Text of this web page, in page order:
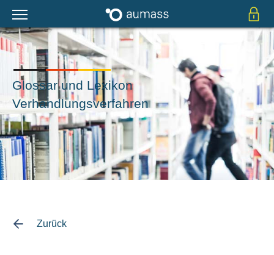
Glossar und Lexikon
Verhandlungsverfahren
Zurück